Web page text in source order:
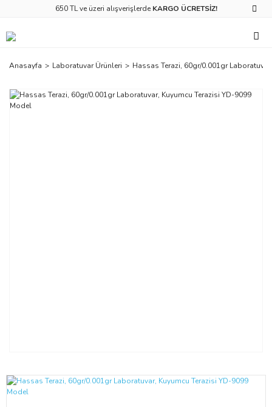
650 TL ve üzeri alışverişlerde KARGO ÜCRETSİZ!
Anasayfa Laboratuvar Ürünleri Hassas Terazi, 60gr/0.001gr